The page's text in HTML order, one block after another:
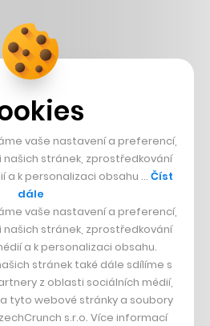
na Šumavě
vaše nastavení a preferencí,
stránek, zprostředkování
a k personalizaci obsahu … Číst
dále
vaše nastavení a preferencí,
stránek, zprostředkování
a k personalizaci obsahu.
stránek také dále sdílíme s
z oblasti sociálních médií,
tyto webové stránky a soubory
s.r.o. Více informací